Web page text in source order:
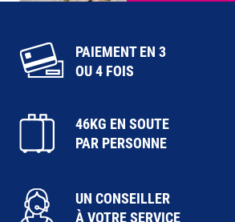
PAIEMENT EN 3
OU 4 FOIS
46KG EN SOUTE
PAR PERSONNE
UN CONSEILLER
À VOTRE SERVICE